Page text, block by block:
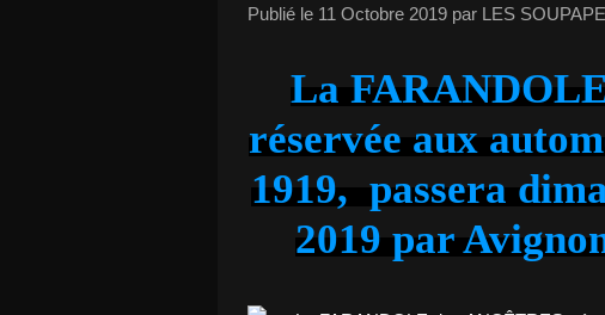
Publié le 11 Octobre 2019 par LES
La
réservée aux
1919, passera
2019 par